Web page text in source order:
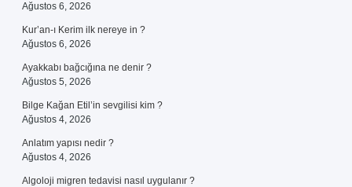
Ağustos 6, 2026
Kur’an-ı Kerim ilk nereye in ?
Ağustos 6, 2026
Ayakkabı bağcığına ne denir ?
Ağustos 5, 2026
Bilge Kağan Etil’in sevgilisi kim ?
Ağustos 4, 2026
Anlatım yapısı nedir ?
Ağustos 4, 2026
Algoloji migren tedavisi nasıl uygulanır ?